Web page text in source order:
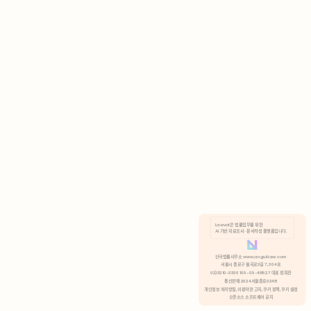
분석 쿠키 허용
Lawvot은 법률업무를 위한
AI 기반 자료조사 · 문서작성 플랫폼입니다.
안국법률사무소 www.anguklaw.com
서울시 종로구 율곡로2길 7, 304호
02)3210-3330 105-05-48527 대표 정희찬
통신판매 2024서울종로0248
개인정보 처리방침, 이용약관 고지, 쿠키 정책, 쿠키 설정
오픈소스 소프트웨어 공지